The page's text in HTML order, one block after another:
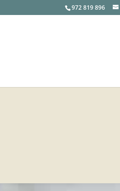
972 819 896